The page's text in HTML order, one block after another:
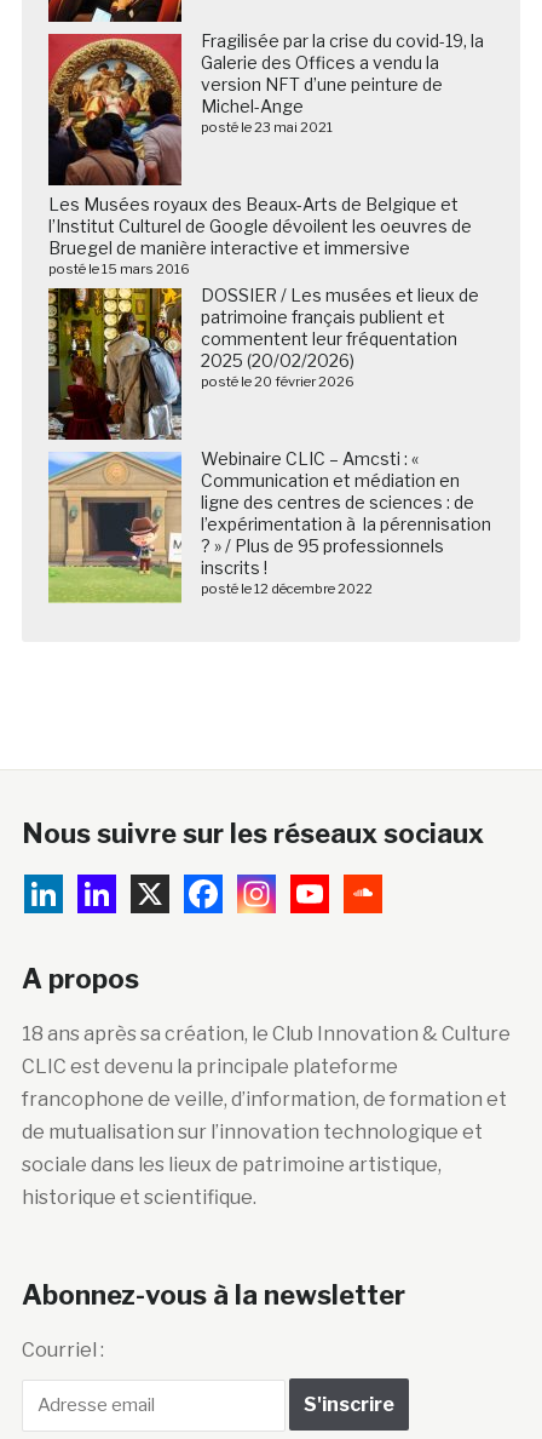
Fragilisée par la crise du covid-19, la
Galerie des Offices a vendu la
version NFT d’une peinture de
Michel-Ange
posté le 23 mai 2021
Les Musées royaux des Beaux-Arts de Belgique et
l’Institut Culturel de Google dévoilent les oeuvres de
Bruegel de manière interactive et immersive
posté le 15 mars 2016
DOSSIER / Les musées et lieux de
patrimoine français publient et
commentent leur fréquentation
2025 (20/02/2026)
posté le 20 février 2026
Webinaire CLIC – Amcsti : «
Communication et médiation en
ligne des centres de sciences : de
l’expérimentation à la pérennisation
? » / Plus de 95 professionnels
inscrits !
posté le 12 décembre 2022
Nous suivre sur les réseaux sociaux
A propos
18 ans après sa création, le Club Innovation & Culture
CLIC est devenu la principale plateforme
francophone de veille, d’information, de formation et
de mutualisation sur l’innovation technologique et
sociale dans les lieux de patrimoine artistique,
historique et scientifique.
Abonnez-vous à la newsletter
Courriel :